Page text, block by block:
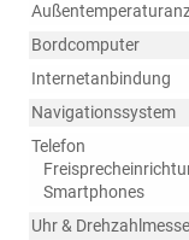
Bordcomputer
Internetanbindung
Navigationssystem
Telefon
Smartphones
Uhr &